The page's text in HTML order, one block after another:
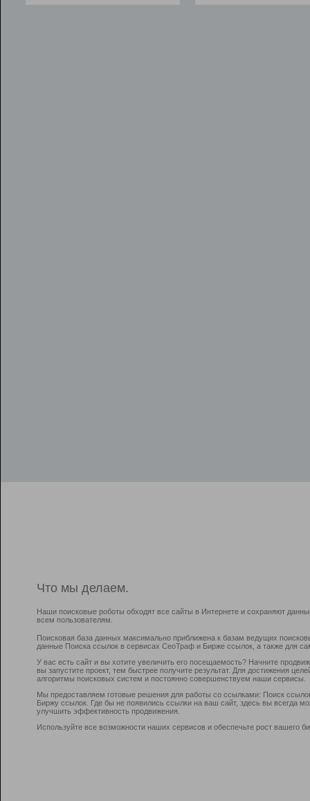
Что мы делаем.
Наши поисковые роботы обходят все сайты в Интернете и сохраняют
всем пользователям.
Поисковая база данных максимально приближена к базам ведущих
данные Поиска ссылок в сервисах СеоТраф и Бирже ссылок, а также для
У вас есть сайт и вы хотите увеличить его посещаемость? Начните
вы запустите проект, тем быстрее получите результат. Для достижения
алгоритмы поисковых систем и постоянно совершенствуем наши сервисы.
Мы предоставляем готовые решения для работы со ссылками: Поиск
Биржу ссылок. Где бы не появились ссылки на ваш сайт, здесь вы всегда
улучшить эффективность продвижения.
Используйте все возможности наших сервисов и обеспечьте рост вашего